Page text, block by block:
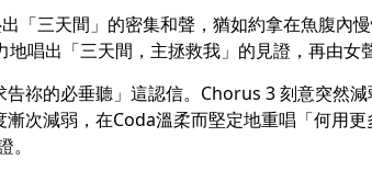
「三天間」的密集和聲，猶如約拿在魚腹內
唱出「三天間，主拯救我」的見證，再由女
祢的必垂聽」這認信。Chorus 3 刻意突然
次減弱，在Coda溫柔而堅定地重唱「何用